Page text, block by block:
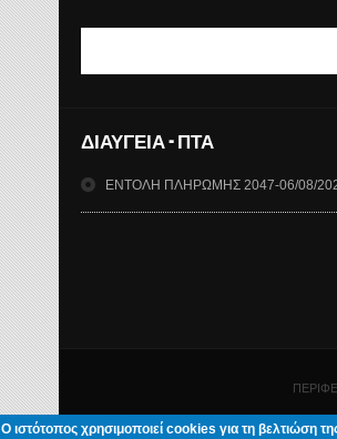
ΔΙΑΥΓΕΙΑ - ΠΤΑ
ΕΝΤΟΛΗ ΠΛΗΡΩΜΗΣ 2047-06/08/
Ο ιστότοπος χρησιμοποιεί cookies για τη βελτιώση